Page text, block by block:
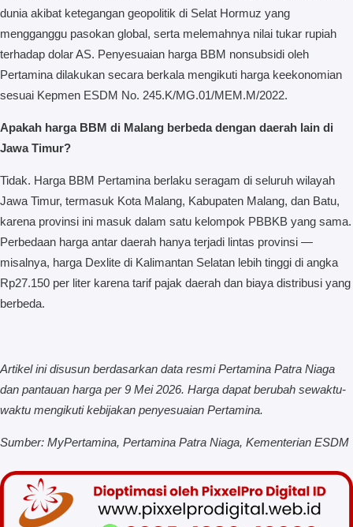
dunia akibat ketegangan geopolitik di Selat Hormuz yang
mengganggu pasokan global, serta melemahnya nilai tukar rupiah
terhadap dolar AS. Penyesuaian harga BBM nonsubsidi oleh
Pertamina dilakukan secara berkala mengikuti harga keekonomian
sesuai Kepmen ESDM No. 245.K/MG.01/MEM.M/2022.
Apakah harga BBM di Malang berbeda dengan daerah lain di
Jawa Timur?
Tidak. Harga BBM Pertamina berlaku seragam di seluruh wilayah
Jawa Timur, termasuk Kota Malang, Kabupaten Malang, dan Batu,
karena provinsi ini masuk dalam satu kelompok PBBKB yang sama.
Perbedaan harga antar daerah hanya terjadi lintas provinsi —
misalnya, harga Dexlite di Kalimantan Selatan lebih tinggi di angka
Rp27.150 per liter karena tarif pajak daerah dan biaya distribusi yang
berbeda.
Artikel ini disusun berdasarkan data resmi Pertamina Patra Niaga
dan pantauan harga per 9 Mei 2026. Harga dapat berubah sewaktu-
waktu mengikuti kebijakan penyesuaian Pertamina.
Sumber: MyPertamina, Pertamina Patra Niaga, Kementerian ESDM